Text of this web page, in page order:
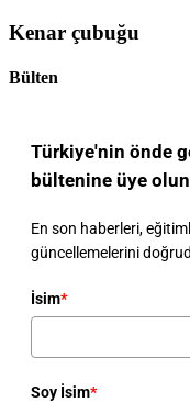
Kenar çubuğu
Bülten
Türkiye'nin önde
bültenine üye
En son haberleri,
güncellemelerini
İsim*
Soy İsim*